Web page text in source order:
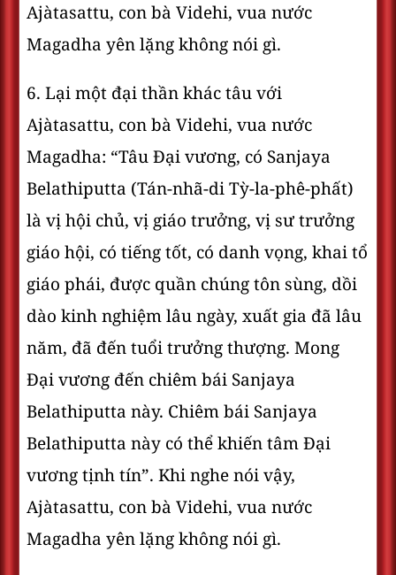
Ajàtasattu, con bà Videhi, vua nước
Magadha yên lặng không nói gì.
6. Lại một đại thần khác tâu với
Ajàtasattu, con bà Videhi, vua nước
Magadha: “Tâu Ðại vương, có Sanjaya
Belathiputta (Tán-nhã-di Tỳ-la-phê-phất)
là vị hội chủ, vị giáo trưởng, vị sư trưởng
giáo hội, có tiếng tốt, có danh vọng, khai tổ
giáo phái, được quần chúng tôn sùng, dồi
dào kinh nghiệm lâu ngày, xuất gia đã lâu
năm, đã đến tuổi trưởng thượng. Mong
Ðại vương đến chiêm bái Sanjaya
Belathiputta này. Chiêm bái Sanjaya
Belathiputta này có thể khiến tâm Ðại
vương tịnh tín”. Khi nghe nói vậy,
Ajàtasattu, con bà Videhi, vua nước
Magadha yên lặng không nói gì.